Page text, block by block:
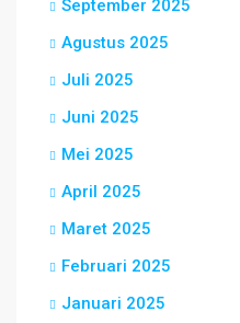
September 2025
Agustus 2025
Juli 2025
Juni 2025
Mei 2025
April 2025
Maret 2025
Februari 2025
Januari 2025